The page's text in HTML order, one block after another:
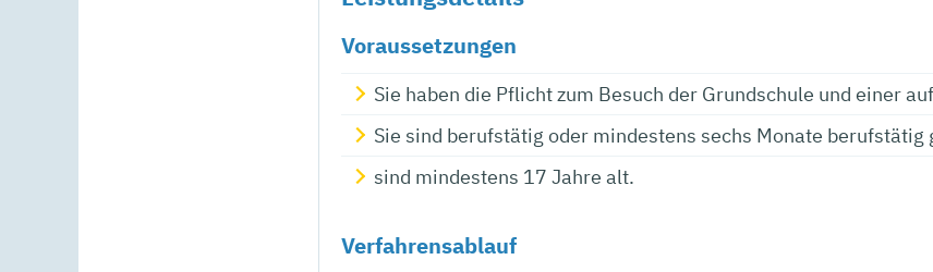
Voraussetzungen
Sie haben die Pflicht zum Besuch der Grundschule und einer
Sie sind berufstätig oder mindestens sechs Monate berufstätig
sind mindestens 17 Jahre alt.
Verfahrensablauf